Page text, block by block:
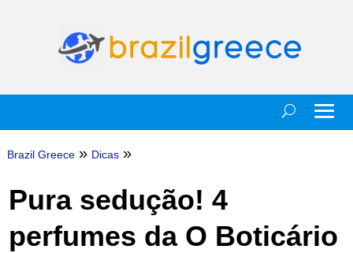
Brazil Greece » Dicas »
Pura sedução! 4
perfumes da O Boticário